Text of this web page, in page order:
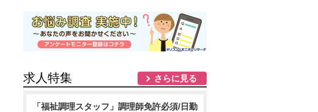
求人特集 さらに見る
「福祉調理スタッフ」調理師免許必須/日勤